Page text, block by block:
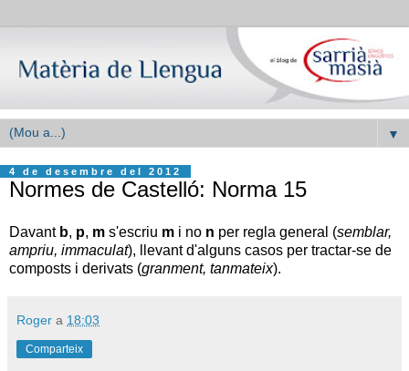
▼
4 de desembre del 2012
Normes de Castelló: Norma 15
Davant b, p, m s'escriu m i no n per regla general (semblar,
ampriu, immaculat), llevant d'alguns casos per tractar-se de
composts i derivats (granment, tanmateix).
Roger a 18:03
Comparteix